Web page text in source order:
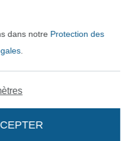
dans notre Protection des
.